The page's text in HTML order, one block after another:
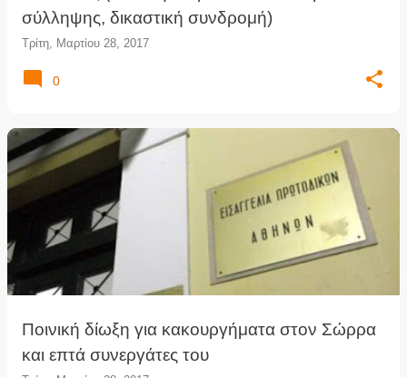
σύλληψης, δικαστική συνδρομή)
Τρίτη, Μαρτίου 28, 2017
0
Ποινική δίωξη για κακουργήματα στον Σώρρα
και επτά συνεργάτες του